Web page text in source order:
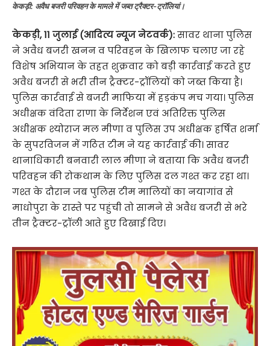
केकड़ी: अवैध बजरी परिवहन के मामले में जब्त ट्रैक्टर-ट्रॉलियां।
केकड़ी, 11 जुलाई (आदित्य न्यूज नेटवर्क):सावर थाना पुलिस
ने अवैध बजरी खनन व परिवहन के खिलाफ चलाए जा रहे
विशेष अभियान के तहत शुक्रवार को बड़ी कार्रवाई करते हुए
अवैध बजरी से भरी तीन ट्रैक्टर-ट्रॉलियों को जब्त किया है।
पुलिस कार्रवाई से बजरी माफिया में हड़कंप मच गया। पुलिस
अधीक्षक वंदिता राणा के निर्देशन एवं अतिरिक्त पुलिस
अधीक्षक श्योराज मल मीणा व पुलिस उप अधीक्षक हर्षित शर्मा
के सुपरविजन में गठित टीम ने यह कार्रवाई की। सावर
थानाधिकारी बनवारी लाल मीणा ने बताया कि अवैध बजरी
परिवहन की रोकथाम के लिए पुलिस दल गश्त कर रहा था।
गश्त के दौरान जब पुलिस टीम मालियों का नयागांव से
माधोपुरा के रास्ते पर पहुंची तो सामने से अवैध बजरी से भरे
तीन ट्रैक्टर-ट्रॉली आते हुए दिखाई दिए।